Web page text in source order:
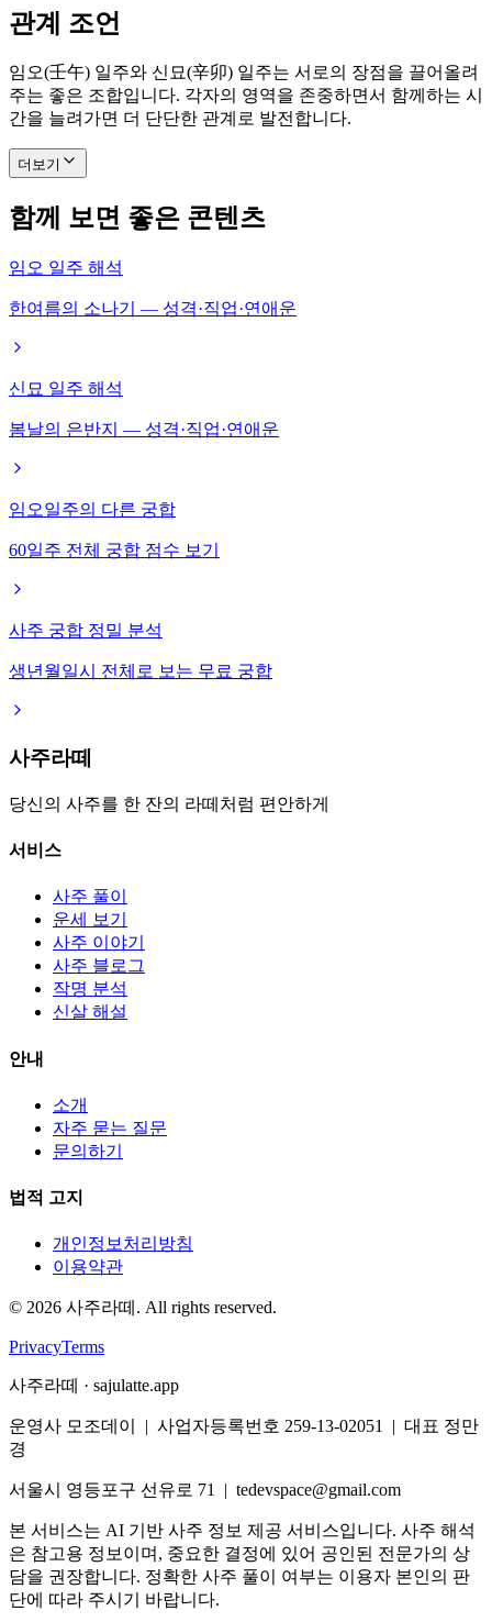
관계 조언
임오(壬午) 일주와 신묘(辛卯) 일주는 서로의 장점을 끌어올려
주는 좋은 조합입니다. 각자의 영역을 존중하면서 함께하는 시
간을 늘려가면 더 단단한 관계로 발전합니다.
더보기
함께 보면 좋은 콘텐츠
임오 일주 해석
한여름의 소나기 — 성격·직업·연애운
신묘 일주 해석
봄날의 은반지 — 성격·직업·연애운
임오일주의 다른 궁합
60일주 전체 궁합 점수 보기
사주 궁합 정밀 분석
생년월일시 전체로 보는 무료 궁합
사주라떼
당신의 사주를 한 잔의 라떼처럼 편안하게
서비스
사주 풀이
운세 보기
사주 이야기
사주 블로그
작명 분석
신살 해설
안내
소개
자주 묻는 질문
문의하기
법적 고지
개인정보처리방침
이용약관
© 2026 사주라떼. All rights reserved.
PrivacyTerms
사주라떼 · sajulatte.app
운영사 모조데이 | 사업자등록번호 259-13-02051 | 대표 정만
경
서울시 영등포구 선유로 71 | tedevspace@gmail.com
본 서비스는 AI 기반 사주 정보 제공 서비스입니다. 사주 해석
은 참고용 정보이며, 중요한 결정에 있어 공인된 전문가의 상
담을 권장합니다. 정확한 사주 풀이 여부는 이용자 본인의 판
단에 따라 주시기 바랍니다.